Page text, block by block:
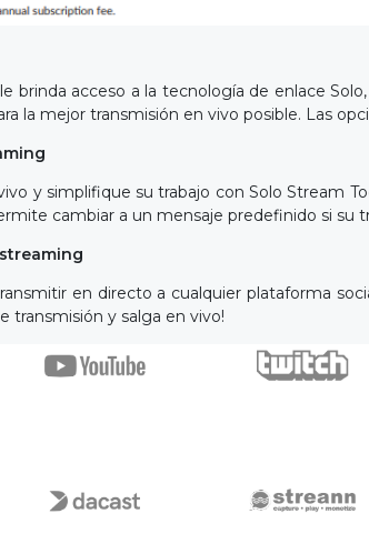
brinda acceso a la tecnología de enlace
la mejor transmisión en vivo posible. Las
y simplifique su trabajo con Solo Stream
cambiar a un mensaje predefinido si su
en directo a cualquier plataforma
transmisión y salga en vivo!